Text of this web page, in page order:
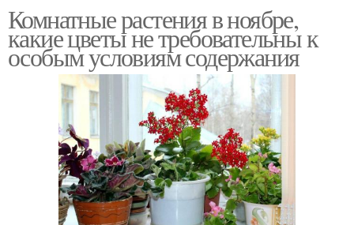
Комнатные растения в ноябре,
какие цветы не требовательны к
особым условиям содержания